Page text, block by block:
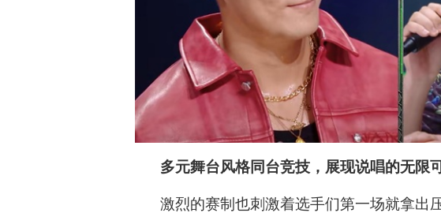
多元舞台风格同台竞技，展现说唱的无限
激烈的赛制也刺激着选手们第一场就拿出